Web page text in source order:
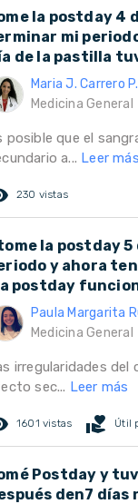
la postday 4
mi
de la pastilla
Maria J. Carrero P.
Medicina General
posible que el
a... Leer más
230 vistas
la postday 5
y ahora
postday
Paula Margarita
Medicina General
irregularidades del
sec... Leer más
1601 vistas volunteer_activism Útil
Postday y
den7 días